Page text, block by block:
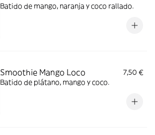
Batido de mango, naranja y coco rallado.
Smoothie Mango Loco
7,50 €
Batido de plátano, mango y coco.